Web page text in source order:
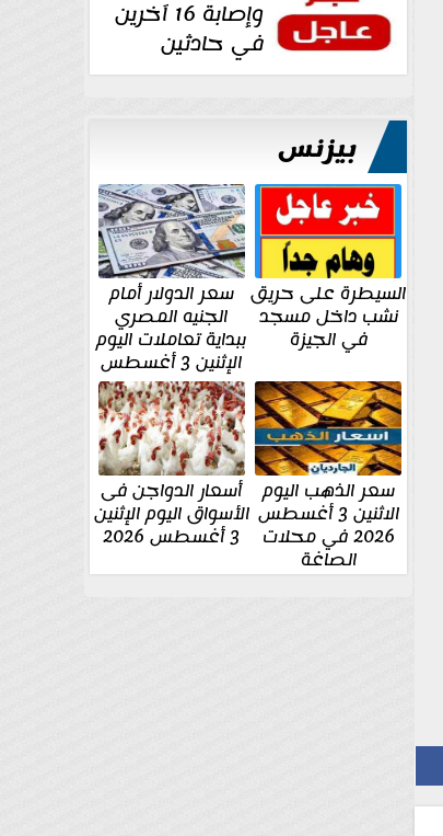
وإصابة 16 آخرين
في حادثين
بالشرقية اليوم
بيزنس
السيطرة على حريق
نشب داخل مسجد
في الجيزة
سعر الدولار أمام
الجنيه المصري
ببداية تعاملات اليوم
الإثنين 3 أغسطس
سعر الذهب اليوم
الاثنين 3 أغسطس
2026 في محلات
الصاغة
أسعار الدواجن فى
الأسواق اليوم الإثنين
3 أغسطس 2026